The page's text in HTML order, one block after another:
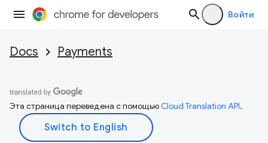
Войти
Docs Payments
Эта страница переведена с помощьюCloud Translation API.